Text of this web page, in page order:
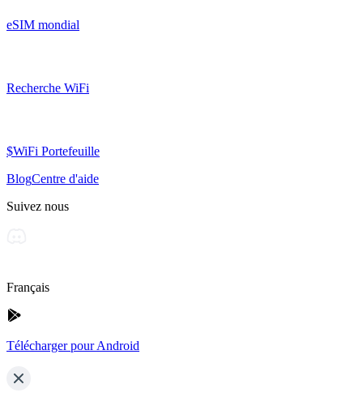
eSIM mondial
Recherche WiFi
$WiFi Portefeuille
BlogCentre d'aide
Suivez nous
Français
Télécharger pour Android